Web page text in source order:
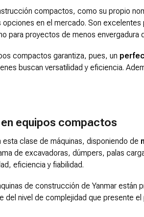
compactos, como su propio
en el mercado. Son excelentes
para proyectos de menos envergadura
compactos garantiza, pues, un
buscan versatilidad y eficiencia.
en equipos compactos
esta clase de máquinas, disponiendo de
de excavadoras, dúmpers, palas
eficiencia y fiabilidad.
de construcción de Yanmar están
del nivel de complejidad que presente